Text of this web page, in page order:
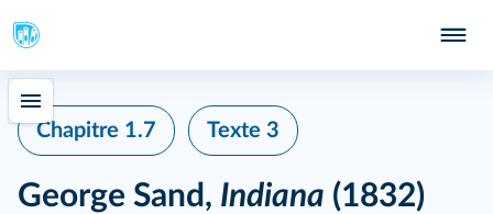
Chapitre 1.7 Texte 3
George Sand, Indiana (1832)